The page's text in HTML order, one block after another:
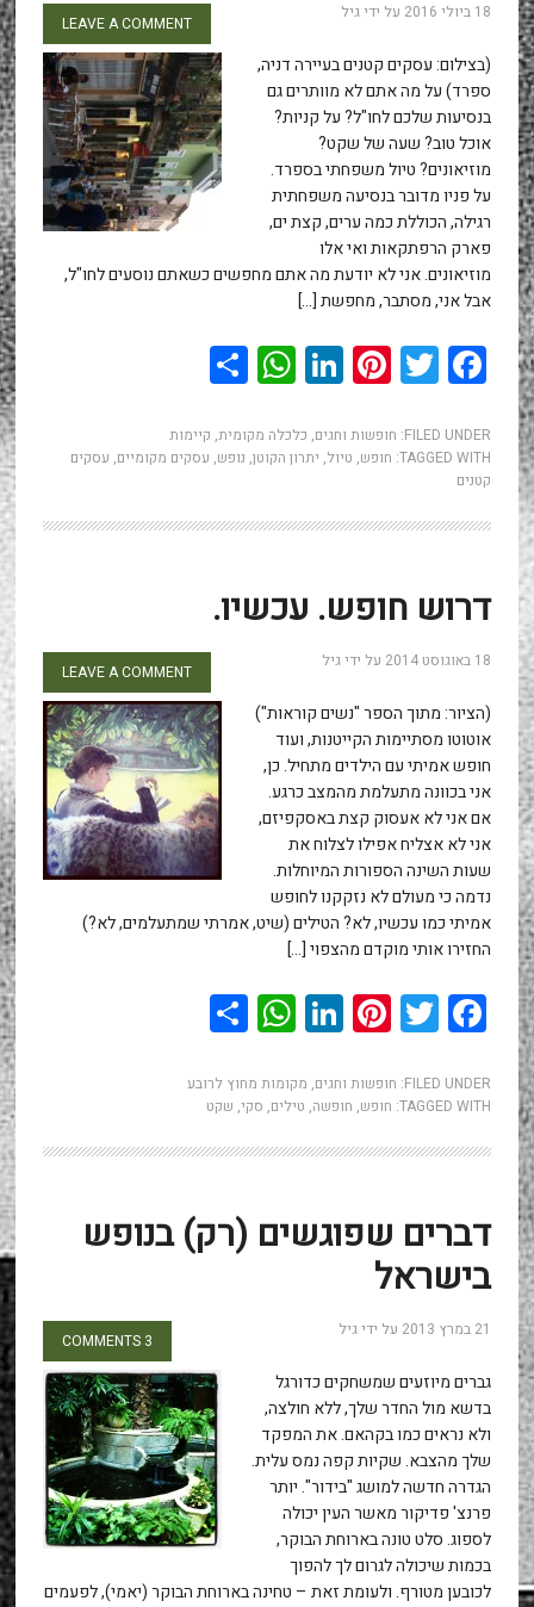
18 ביולי 2016 על ידיגיל
LEAVE A COMMENT
(בצילום: עסקים קטנים בעיירה דניה,
ספרד) על מה אתם לא מוותרים גם
בנסיעות שלכם לחו"ל? על קניות?
אוכל טוב? שעה של שקט?
מוזיאונים? טיול משפחתי בספרד.
על פניו מדובר בנסיעה משפחתית
רגילה, הכוללת כמה ערים, קצת ים,
פארק הרפתקאות ואי אלו
מוזיאונים. אני לא יודעת מה אתם מחפשים כשאתם נוסעים לחו"ל,
אבל אני, מסתבר, מחפשת […]
Facebook
Twitter
Pinterest
LinkedIn
WhatsApp
Share
FILED UNDER: חופשות וחגים, כלכלה מקומית, קיימות
TAGGED WITH: חופש, טיול, יתרון הקוטן, נופש, עסקים מקומיים, עסקים
קטנים
דרוש חופש. עכשיו.
18 באוגוסט 2014 על ידיגיל
LEAVE A COMMENT
(הציור: מתוך הספר "נשים קוראות")
אוטוטו מסתיימות הקייטנות, ועוד
חופש אמיתי עם הילדים מתחיל. כן,
אני בכוונה מתעלמת מהמצב כרגע.
אם אני לא אעסוק קצת באסקפיזם,
אני לא אצליח אפילו לצלוח את
שעות השינה הספורות המיוחלות.
נדמה כי מעולם לא נזקקנו לחופש
אמיתי כמו עכשיו, לא? הטילים (שיט, אמרתי שמתעלמים, לא?)
החזירו אותי מוקדם מהצפוי […]
Facebook
Twitter
Pinterest
LinkedIn
WhatsApp
Share
FILED UNDER: חופשות וחגים, מקומות מחוץ לרובע
TAGGED WITH: חופש, חופשה, טילים, סקי, שקט
דברים שפוגשים (רק) בנופש
בישראל
21 במרץ 2013 על ידיגיל
3 COMMENTS
גברים מיוזעים שמשחקים כדורגל
בדשא מול החדר שלך, ללא חולצה,
ולא נראים כמו בקהאם. את המפקד
שלך מהצבא. שקיות קפה נמס עלית.
הגדרה חדשה למושג "בידור". יותר
פרנצ' פדיקור מאשר העין יכולה
לספוג. סלט טונה בארוחת הבוקר,
בכמות שיכולה לגרום לך להפוך
לכובען מטורף. ולעומת זאת – טחינה בארוחת הבוקר (יאמי), לפעמים